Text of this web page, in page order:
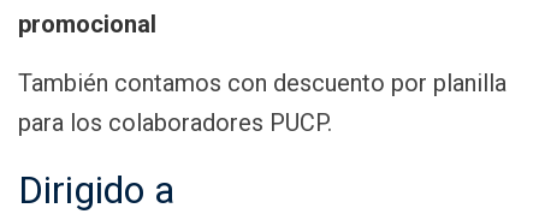
promocional
También contamos con descuento por planilla
para los colaboradores PUCP.
Dirigido a